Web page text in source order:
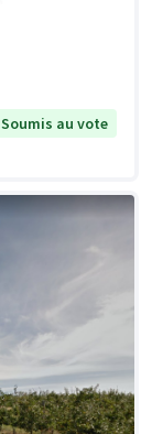
Soumis au vote